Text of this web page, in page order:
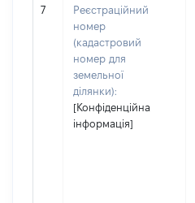
7
Реєстраційний
номер
(кадастровий
номер для
земельної
ділянки):
[Конфіденційна
інформація]